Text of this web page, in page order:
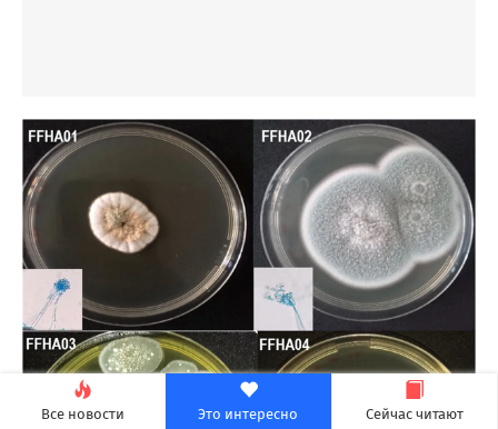
Все новости Это интересно Сейчас читают